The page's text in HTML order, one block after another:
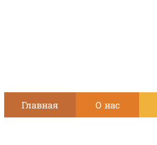
Главная О нас